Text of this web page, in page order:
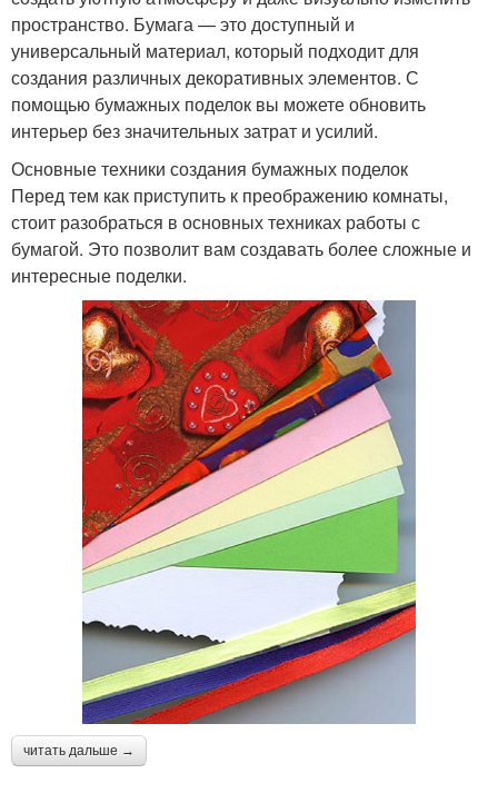
пространство. Бумага — это доступный и
универсальный материал, который подходит для
создания различных декоративных элементов. С
помощью бумажных поделок вы можете обновить
интерьер без значительных затрат и усилий.
Основные техники создания бумажных поделок
Перед тем как приступить к преображению комнаты,
стоит разобраться в основных техниках работы с
бумагой. Это позволит вам создавать более сложные и
интересные поделки.
читать дальше →